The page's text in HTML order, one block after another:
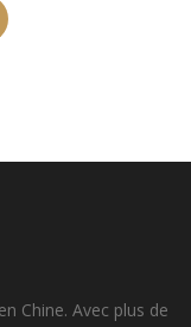
Chine. Avec plus de